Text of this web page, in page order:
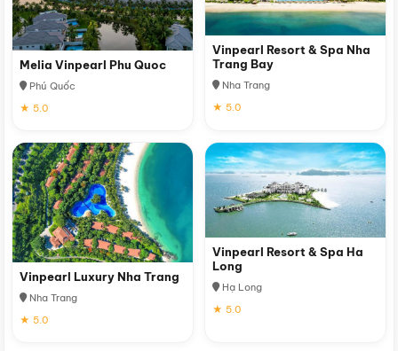
Melia Vinpearl Phu Quoc
Phú Quốc
★ 5.0
Vinpearl Resort & Spa Nha
Trang Bay
Nha Trang
★ 5.0
Vinpearl Luxury Nha Trang
Nha Trang
★ 5.0
Vinpearl Resort & Spa Ha
Long
Hạ Long
★ 5.0